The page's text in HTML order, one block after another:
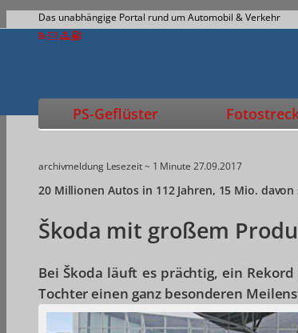
Das unabhängige Portal rund um Automobil & Verkehr
PS-Geflüster
archivmeldung Lesezeit ~ 1 Minute 27.09.2017
20 Millionen Autos in 112 Jahren, 15 Mio. davon
Škoda mit großem
Bei Škoda läuft es prächtig, ein
Tochter einen ganz besonderen